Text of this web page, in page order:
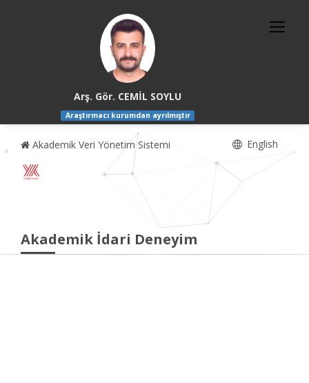
Arş. Gör. CEMİL SOYLU
Araştırmacı kurumdan ayrılmıştır
Akademik Veri Yönetim Sistemi English
Akademik İdari Deneyim